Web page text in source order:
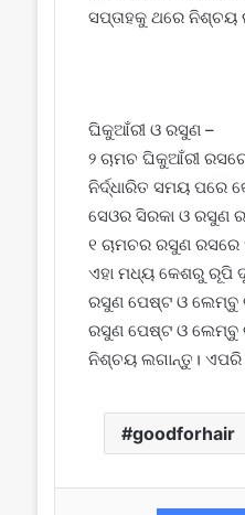
ସପ୍ତାହକୁ ଥରେ ନିଶ୍ଚୟ
ଘିକୁଆଁରୀ ଓ ରସୁଣ –
୨ ଚାମଚ ଘିକୁଆଁରୀ
ନିର୍ଦ୍ଧାରିତ ସମୟ ପରେ
ସେଓର ସିରକା ଓ ରସୁଣ
୧ ଚାମଚର ରସୁଣ ରସରେ
ଏହା ମଧ୍ୟ କେଶରୁ ରୂପି
ରସୁଣ ପେଷ୍ଟ ଓ ଲେମ୍ବୁ
ରସୁଣ ପେଷ୍ଟ ଓ ଲେମ୍ବୁ
ନିଶ୍ଚୟ ଲଗାନ୍ତୁ। ଏପରି
goodforhair